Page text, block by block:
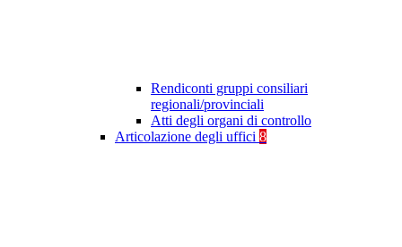
Rendiconti gruppi consiliari
regionali/provinciali
Atti degli organi di controllo
Articolazione degli uffici 8